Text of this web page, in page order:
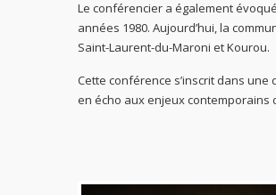
Le conférencier a également
années 1980. Aujourd’hui, la
Saint-Laurent-du-Maroni et Kourou.
Cette conférence s’inscrit dans
en écho aux enjeux